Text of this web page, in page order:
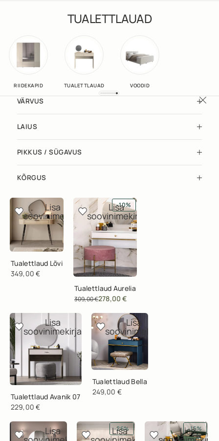
TUALETTLAUAD
RIIDEKAPID TUALETTLAUAD VOODID
VÄRVUS
LAIUS
PIKKUS / SÜGAVUS
KÕRGUS
Lisa
soovinimekirja
Tualettlaud Lõvi
349,00 €
-10%
Lisa
soovinimekirja
Tualettlaud Aurelia
309,00€278,00€
Lisa
soovinimekirja
Tualettlaud Avanik 07
229,00 €
Lisa
soovinimekirja
Tualettlaud Bella
249,00 €
Lisa -26%
Lisa -15%
Lisa